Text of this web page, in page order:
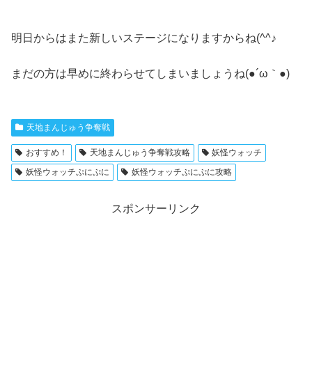
明日からはまた新しいステージになりますからね(^^♪
まだの方は早めに終わらせてしまいましょうね(●´ω｀●)
天地まんじゅう争奪戦
おすすめ！ 天地まんじゅう争奪戦攻略
妖怪ウォッチ
妖怪ウォッチぷにぷに
妖怪ウォッチぷにぷに攻略
スポンサーリンク